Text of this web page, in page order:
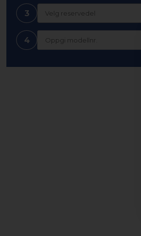
3 Velg reservedel
4